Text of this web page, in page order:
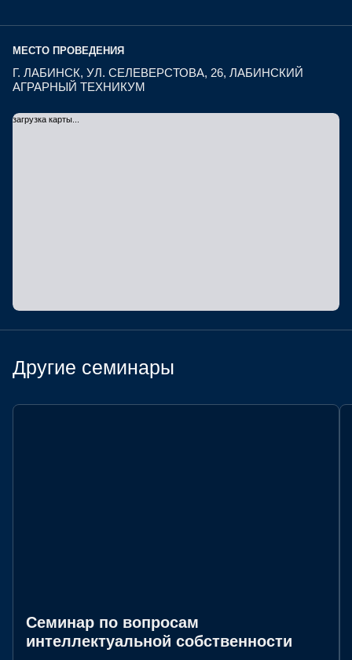
МЕСТО ПРОВЕДЕНИЯ
Г. ЛАБИНСК, УЛ. СЕЛЕВЕРСТОВА, 26, ЛАБИНСКИЙ
АГРАРНЫЙ ТЕХНИКУМ
загрузка карты...
Другие семинары
Семинар по вопросам
интеллектуальной собственности